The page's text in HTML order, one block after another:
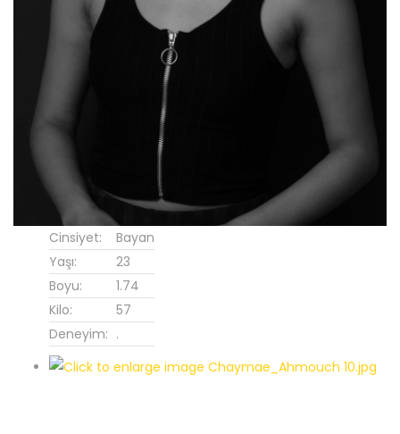
Cinsiyet:
Bayan
Yaşı:
23
Boyu:
1.74
Kilo:
57
Deneyim: .